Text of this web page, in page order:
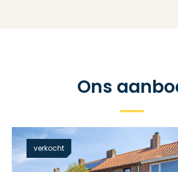
Ons
verkocht